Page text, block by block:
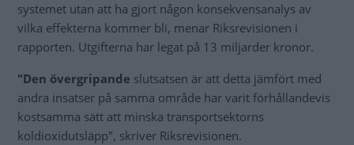
systemet utan att ha gjort någon konsekvensanalys av
vilka effekterna kommer bli, menar Riksrevisionen i
rapporten. Utgifterna har legat på 13 miljarder kronor.
"Den övergripande slutsatsen är att detta jämfört med
andra insatser på samma område har varit förhållandevis
kostsamma sätt att minska transportsektorns
koldioxidutsläpp", skriver Riksrevisionen.